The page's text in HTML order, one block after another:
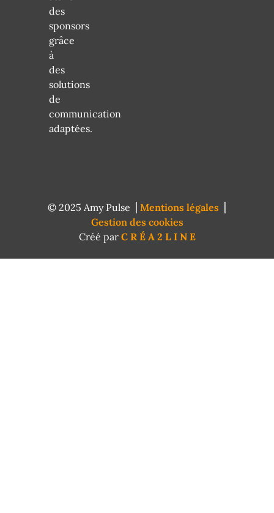
des
sponsors
grâce
à
des
solutions
de
communication
adaptées.
© 2025 Amy Pulse ⎥ Mentions légales
Gestion des cookies
Créé par C R É A 2 L I N E